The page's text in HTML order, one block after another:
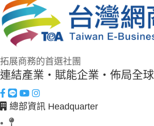
拓展商務的首選社團
連結產業・賦能企業・佈局全球
總部資訊 Headquarter